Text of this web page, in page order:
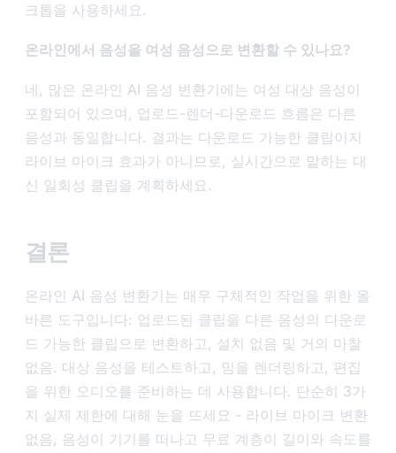
크톱을 사용하세요.
온라인에서 음성을 여성 음성으로 변환할 수 있나요?
네, 많은 온라인 AI 음성 변환기에는 여성 대상 음성이
포함되어 있으며, 업로드-렌더-다운로드 흐름은 다른
음성과 동일합니다. 결과는 다운로드 가능한 클립이지
라이브 마이크 효과가 아니므로, 실시간으로 말하는 대
신 일회성 클립을 계획하세요.
결론
온라인 AI 음성 변환기는 매우 구체적인 작업을 위한 올
바른 도구입니다: 업로드된 클립을 다른 음성의 다운로
드 가능한 클립으로 변환하고, 설치 없음 및 거의 마찰
없음. 대상 음성을 테스트하고, 밈을 렌더링하고, 편집
을 위한 오디오를 준비하는 데 사용합니다. 단순히 3가
지 실제 제한에 대해 눈을 뜨세요 - 라이브 마이크 변환
없음, 음성이 기기를 떠나고 무료 계층이 길이와 속도를